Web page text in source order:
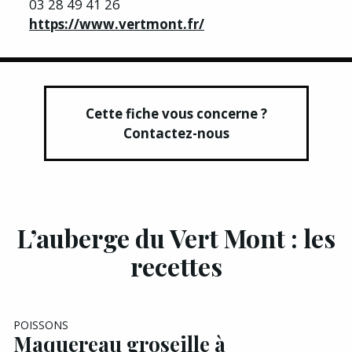
03 28 49 41 26
https://www.vertmont.fr/
Cette fiche vous concerne ?
Contactez-nous
L’auberge du Vert Mont : les
recettes
POISSONS
Maquereau groseille à